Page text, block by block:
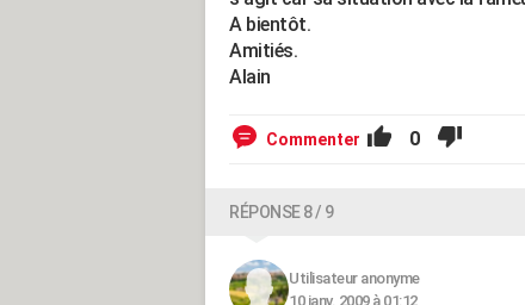
A bientôt.
Amitiés.
Alain
Commenter 0
RÉPONSE 8 / 9
Utilisateur anonyme
10 janv. 2009 à 01:12